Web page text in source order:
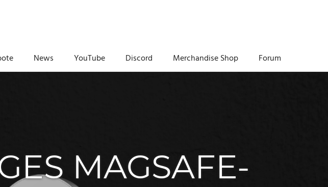
News YouTube Discord Merchandise Shop Forum
MAGSAFE-